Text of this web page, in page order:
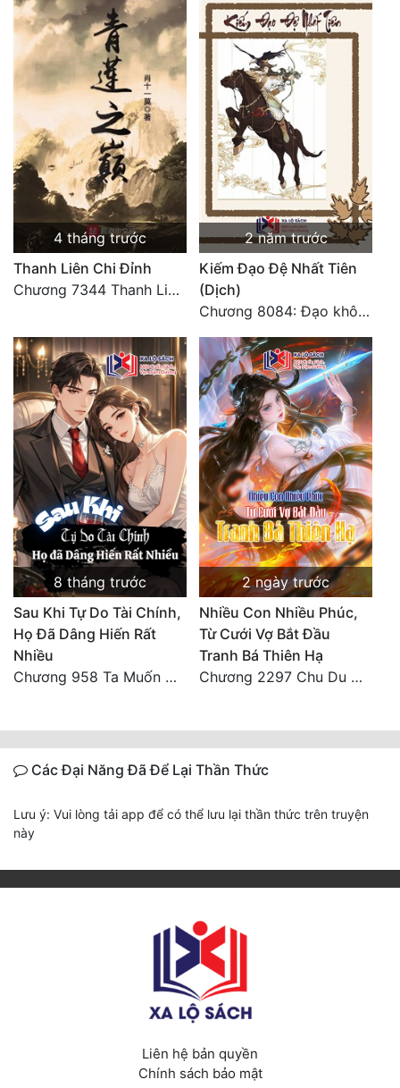
4 tháng trước
Thanh Liên Chi Đỉnh
Chương 7344 Thanh Liên đỉnh (Đại kết cục) (2) HẾT.
2 năm trước
Kiếm Đạo Đệ Nhất Tiên
(Dịch)
Chương 8084: Đạo không bờ bến (Đại kết cục) (10)
8 tháng trước
Sau Khi Tự Do Tài Chính,
Họ Đã Dâng Hiến Rất
Nhiều
Chương 958 Ta Muốn Cùng Các Cô Vĩnh Viễn Ở Bên Nhau (2) Hết
2 ngày trước
Nhiều Con Nhiều Phúc,
Từ Cưới Vợ Bắt Đầu
Tranh Bá Thiên Hạ
Chương 2297 Chu Du Du mang thai
Các Đại Năng Đã Để Lại Thần Thức
Lưu ý: Vui lòng tải app để có thể lưu lại thần thức trên truyện
này
Liên hệ bản quyền
Chính sách bảo mật